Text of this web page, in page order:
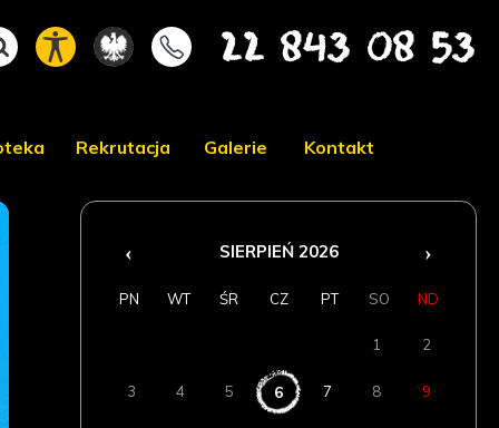
WyszukiwarkaWyłącz tryb kontrastowy
Kontakt
22 843 08 53
Rekrutacja Galerie Kontakt
prawa
KALENDARZ
WYDARZEŃ
‹ SIERPIEŃ 2026 ›
PN WT ŚR CZ PT SO
ND
1
2
3 4 5 6 7 8 9